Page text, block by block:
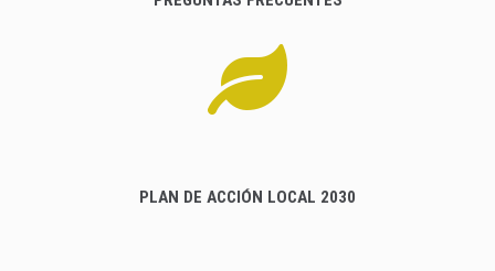
PLAN DE ACCIÓN LOCAL 2030